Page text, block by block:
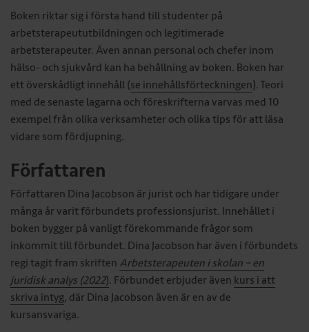
Boken riktar sig i första hand till studenter på
arbetsterapeututbildningen och legitimerade
arbetsterapeuter. Även annan personal och chefer inom
hälso- och sjukvård kan ha behållning av boken. Boken har
ett överskådligt innehåll (se innehållsförteckningen). Teori
med de senaste lagarna och föreskrifterna varvas med 10
exempel från olika verksamheter och olika tips för att läsa
vidare som fördjupning.
Författaren
Författaren Dina Jacobson är jurist och har tidigare under
många år varit förbundets professionsjurist. Innehållet i
boken bygger på vanligt förekommande frågor som
inkommit till förbundet. Dina Jacobson har även i förbundets
regi tagit fram skriften Arbetsterapeuten i skolan – en
juridisk analys (2022). Förbundet erbjuder även kurs i att
skriva intyg, där Dina Jacobson även är en av de
kursansvariga.